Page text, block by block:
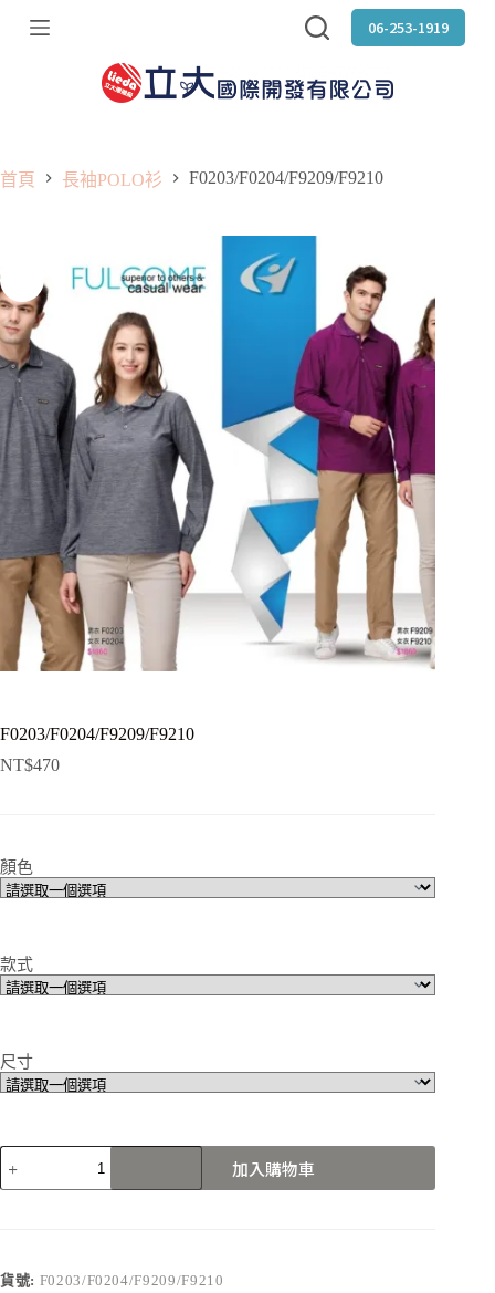
跳
06-253-1919
首頁 長袖POLO衫 F0203/F0204/F9209/F9210
F0203/F0204/F9209/F9210
NT$470
顏色
款式
尺寸
F0203/F0204/F9209/F9210
數
加入購物車
貨號: F0203/F0204/F9209/F9210